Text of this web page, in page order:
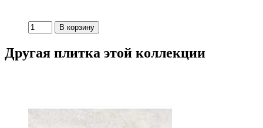
Другая плитка этой коллекции